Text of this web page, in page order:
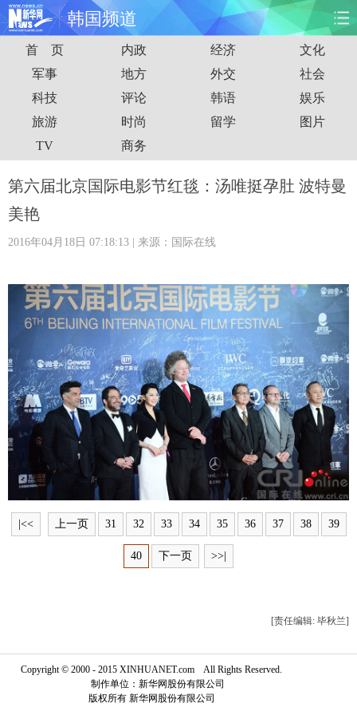
韩国频道
首页 时政 国际 财经
娱乐 体育 人事 教育
时尚 思客
港澳 台湾 华人 汽车
科技
旅游 健康 信息化
公益 军事 无人机
富媒体 摄影 新华广播
新华电视中文 新华电视英文 返回PC
首 页 内政 经济
文化
军事
地方 外交
社会
科技
评论 韩语
娱乐
旅游
时尚 留学
图片
TV
商务
第六届北京国际电影节红毯：汤唯挺孕肚 波特曼
美艳
2016年04月18日 07:18:13 | 来源：国际在线
|<< 上一页 31 32 33 34 35 36 37 38 39
40 下一页 >>|
[责任编辑: 毕秋兰]
Copyright © 2000 - 2015 XINHUANET.com All Rights Reserved.
制作单位：新华网股份有限公司
版权所有 新华网股份有限公司